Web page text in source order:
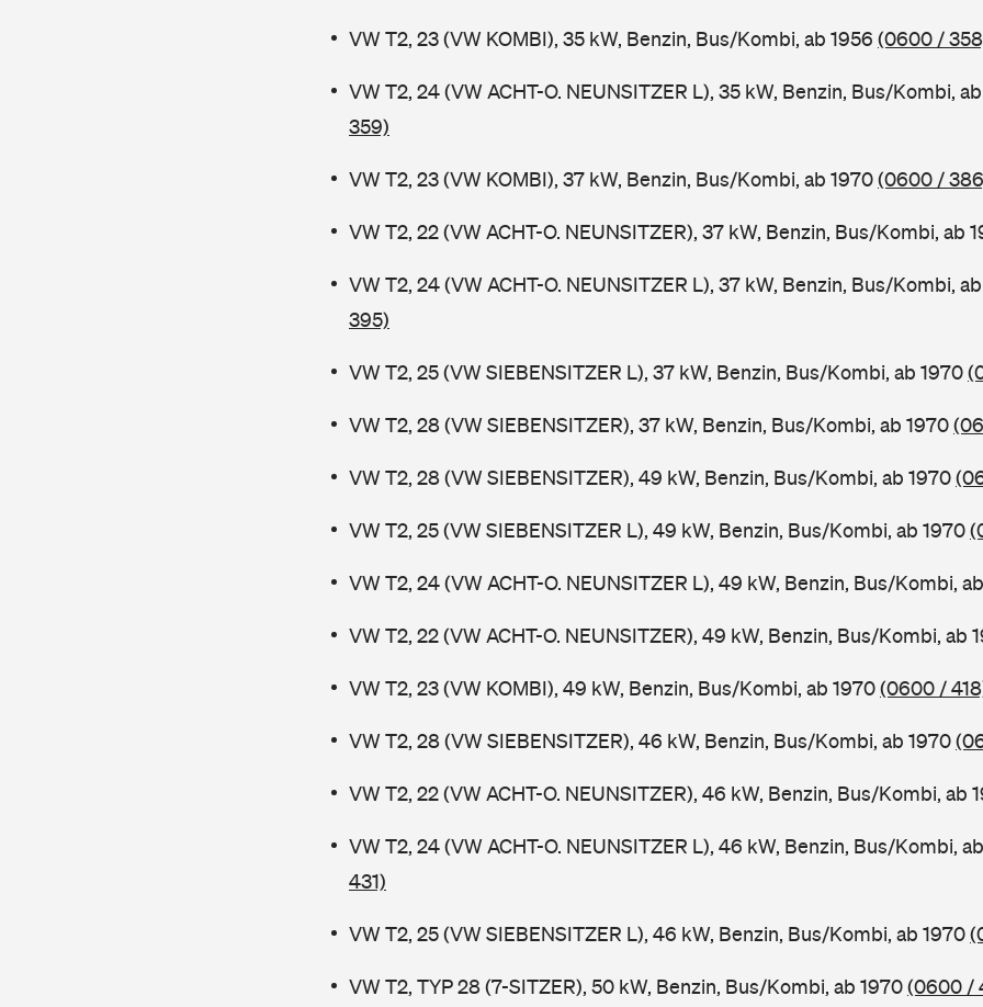
VW T2, 23 (VW KOMBI), 35 kW, Benzin, Bus/Kombi, ab 1956 (0600 /
VW T2, 24 (VW ACHT-O. NEUNSITZER L), 35 kW, Benzin, Bus/Kombi,
359)
VW T2, 23 (VW KOMBI), 37 kW, Benzin, Bus/Kombi, ab 1970(0600 /
VW T2, 22 (VW ACHT-O. NEUNSITZER), 37 kW, Benzin, Bus/Kombi, ab
VW T2, 24 (VW ACHT-O. NEUNSITZER L), 37 kW, Benzin, Bus/Kombi,
395)
VW T2, 25 (VW SIEBENSITZER L), 37 kW, Benzin, Bus/Kombi, ab 1970
VW T2, 28 (VW SIEBENSITZER), 37 kW, Benzin, Bus/Kombi, ab 1970
VW T2, 28 (VW SIEBENSITZER), 49 kW, Benzin, Bus/Kombi, ab 1970
VW T2, 25 (VW SIEBENSITZER L), 49 kW, Benzin, Bus/Kombi, ab 1970
VW T2, 24 (VW ACHT-O. NEUNSITZER L), 49 kW, Benzin, Bus/Kombi,
VW T2, 22 (VW ACHT-O. NEUNSITZER), 49 kW, Benzin, Bus/Kombi, ab
VW T2, 23 (VW KOMBI), 49 kW, Benzin, Bus/Kombi, ab 1970(0600 /
VW T2, 28 (VW SIEBENSITZER), 46 kW, Benzin, Bus/Kombi, ab 1970
VW T2, 22 (VW ACHT-O. NEUNSITZER), 46 kW, Benzin, Bus/Kombi, ab
VW T2, 24 (VW ACHT-O. NEUNSITZER L), 46 kW, Benzin, Bus/Kombi,
431)
VW T2, 25 (VW SIEBENSITZER L), 46 kW, Benzin, Bus/Kombi, ab 1970
VW T2, TYP 28 (7-SITZER), 50 kW, Benzin, Bus/Kombi, ab 1970(0600 /